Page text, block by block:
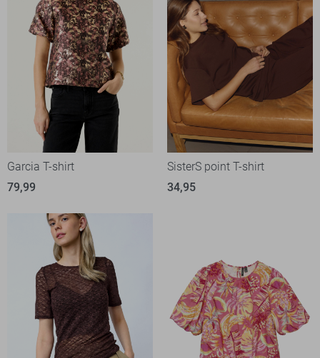
Garcia T-shirt
79,99
SisterS point T-shirt
34,95